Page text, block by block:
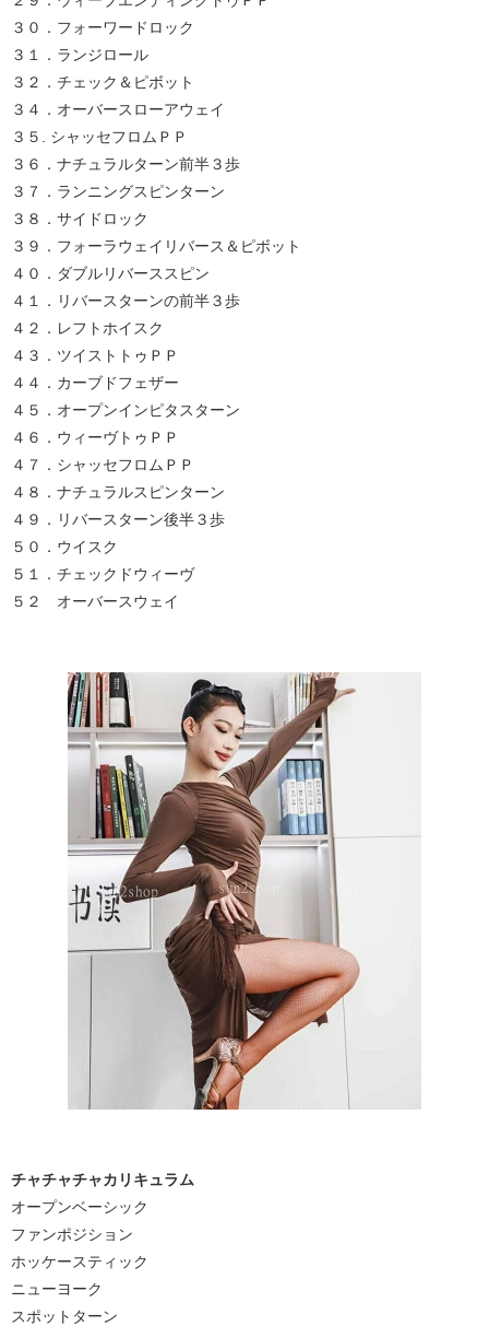
３０．フォーワードロック
３１．ランジロール
３２．チェック＆ピボット
３４．オーバースローアウェイ
３５. シャッセフロムＰＰ
３６．ナチュラルターン前半３歩
３７．ランニングスピンターン
３８．サイドロック
３９．フォーラウェイリバース＆ピボット
４０．ダブルリバーススピン
４１．リバースターンの前半３歩
４２．レフトホイスク
４３．ツイストトゥＰＰ
４４．カーブドフェザー
４５．オープンインピタスターン
４６．ウィーヴトゥＰＰ
４７．シャッセフロムＰＰ
４８．ナチュラルスピンターン
４９．リバースターン後半３歩
５０．ウイスク
５１．チェックドウィーヴ
５２ オーバースウェイ
チャチャチャカリキュラム
オープンベーシック
ファンポジション
ホッケースティック
ニューヨーク
スポットターン